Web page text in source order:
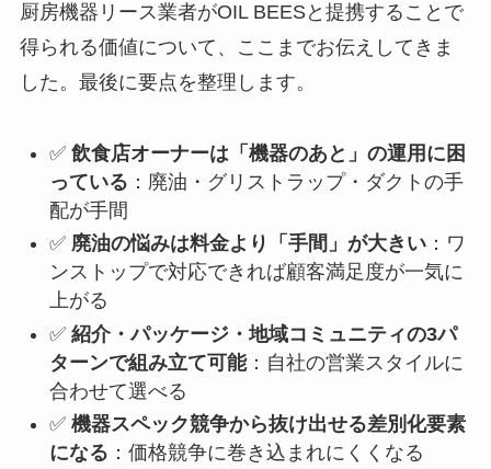
厨房機器リース業者がOIL BEESと提携することで
得られる価値について、ここまでお伝えしてきま
した。最後に要点を整理します。
✅ 飲食店オーナーは「機器のあと」の運用に困
っている ：廃油・グリストラップ・ダクトの手
配が手間
✅ 廃油の悩みは料金より「手間」が大きい：ワ
ンストップで対応できれば顧客満足度が一気に
上がる
✅ 紹介・パッケージ・地域コミュニティの3パ
ターンで組み立て可能：自社の営業スタイルに
合わせて選べる
✅ 機器スペック競争から抜け出せる差別化要素
になる ：価格競争に巻き込まれにくくなる